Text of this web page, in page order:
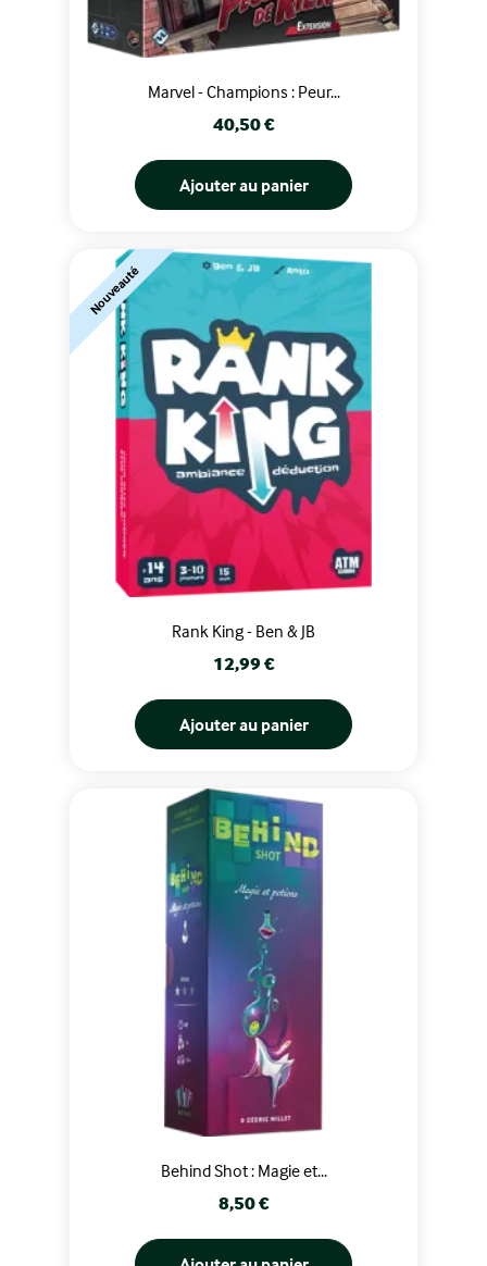
Marvel - Champions : Peur...
Prix
40,50 €
Ajouter au panier
Rank King - Ben & JB
Prix
12,99 €
Ajouter au panier
Nouveauté
Behind Shot : Magie et...
Prix
8,50 €